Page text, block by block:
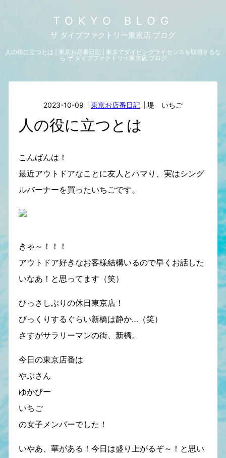
TOKYO BLOG
ザ ダイブファクトリー東京店 ブログ
人の役に立つとは | 東京お店番日記 | 東京でダイビングライセンスを取得するな
ら ザ ダイブファクトリー東京店 ブログ
2023-10-09 東京お店番日記 堤 いちご
人の役に立つとは
こんばんは！
最近アウトドアなことに友人とハマり、実はシング
ルバーナーを買ったいちごです。
きゃ～！！！
アウトドア好きなお客様結構いるので早くお話した
いなあ！と思ってます（笑）
ひっさしぶりの休日東京店！
びっくりするぐらい新橋は静か…（笑）
さすがサラリーマンの街、新橋。
今日の東京店番は
やぶさん
ゆかぴー
いちご
の女子メンバーでした！
いやあ、華がある！今日は盛り上がるぞ～！と思い